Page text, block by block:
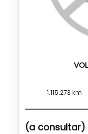
1.115.273 km
(a consultar)